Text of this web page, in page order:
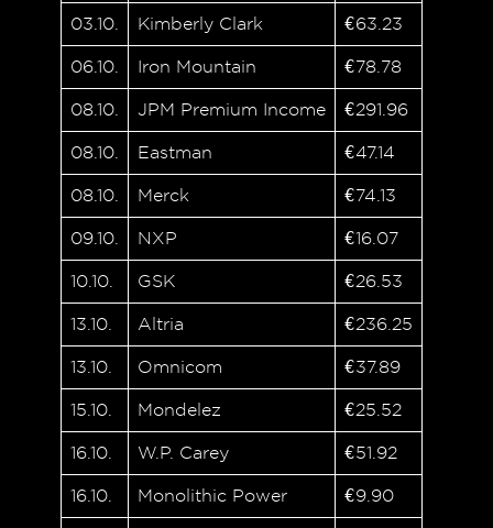
03.10. Kimberly Clark €63.23
06.10. Iron Mountain €78.78
08.10. JPM Premium Income €291.96
08.10. Eastman €47.14
08.10. Merck €74.13
09.10. NXP €16.07
10.10. GSK €26.53
13.10. Altria €236.25
13.10. Omnicom €37.89
15.10. Mondelez €25.52
16.10. W.P. Carey €51.92
16.10. Monolithic Power €9.90